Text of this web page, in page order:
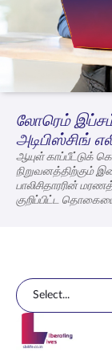
ENGLISH
ஆன்லைனில்
லோரெம்
அடிபிஸ்சிங்
ஆயுள் காப்பீட்டுக்
நிறுவனத்திற்கும்
பாலிசிதாரரின்
குறிப்பிட்ட
Select...